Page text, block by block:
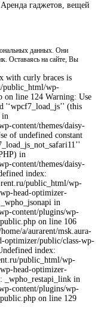
гаджетов, вещей
данных. Они
Оставаясь на сайте, Вы
with curly braces is
public_html/wp-
on line 124 Warning: Use
'‘wpcf7_load_js’' (this
in
content/themes/daisy-
of undefined constant
in
content/themes/daisy-
index:
rent.ru/public_html/wp-
head-optimizer-
in
content/plugins/wp-
on line 106
a/aurarent/msk.aura-
optimizer/public/class-wp-
index:
public_html/wp-
head-optimizer-
_wpho_restapi_link in
content/plugins/wp-
on line 129